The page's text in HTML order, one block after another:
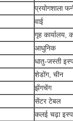
प्रयोगशाला
वाई
गृह कार्यालय,
आधुनिक
धातु-जस्ती
शेडोंग, चीन
झेंगचेंग
सेंटर टेबल
कलई चढ़ा